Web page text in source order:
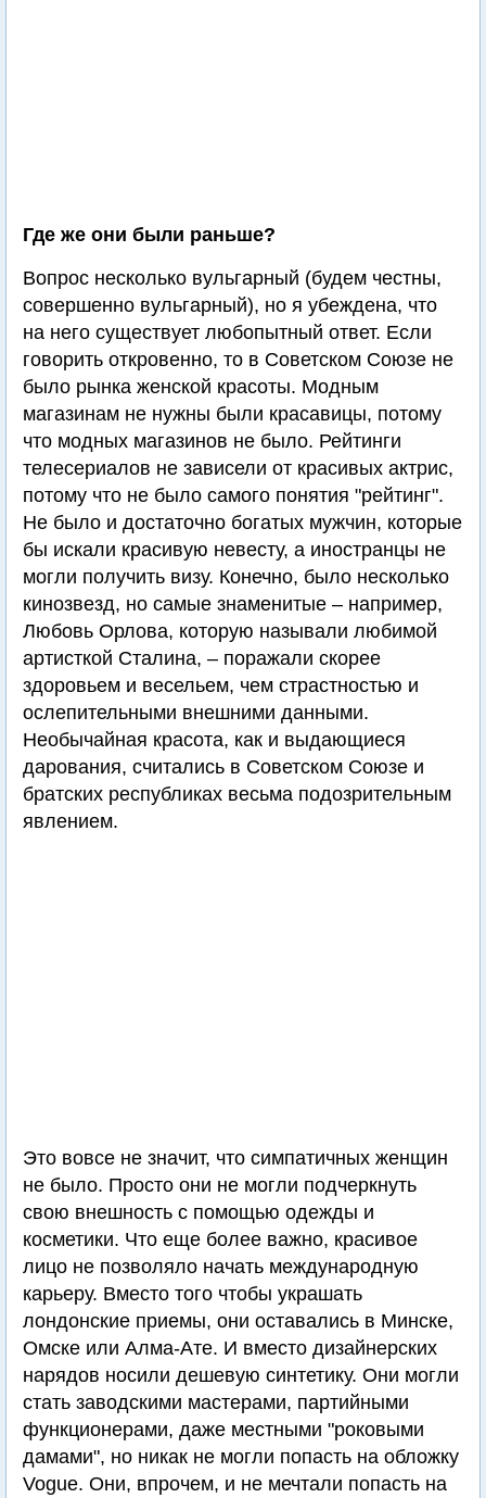
Где же они были раньше?
Вопрос несколько вульгарный (будем честны,
совершенно вульгарный), но я убеждена, что
на него существует любопытный ответ. Если
говорить откровенно, то в Советском Союзе не
было рынка женской красоты. Модным
магазинам не нужны были красавицы, потому
что модных магазинов не было. Рейтинги
телесериалов не зависели от красивых актрис,
потому что не было самого понятия "рейтинг".
Не было и достаточно богатых мужчин, которые
бы искали красивую невесту, а иностранцы не
могли получить визу. Конечно, было несколько
кинозвезд, но самые знаменитые – например,
Любовь Орлова, которую называли любимой
артисткой Сталина, – поражали скорее
здоровьем и весельем, чем страстностью и
ослепительными внешними данными.
Необычайная красота, как и выдающиеся
дарования, считались в Советском Союзе и
братских республиках весьма подозрительным
явлением.
Это вовсе не значит, что симпатичных женщин
не было. Просто они не могли подчеркнуть
свою внешность с помощью одежды и
косметики. Что еще более важно, красивое
лицо не позволяло начать международную
карьеру. Вместо того чтобы украшать
лондонские приемы, они оставались в Минске,
Омске или Алма-Ате. И вместо дизайнерских
нарядов носили дешевую синтетику. Они могли
стать заводскими мастерами, партийными
функционерами, даже местными "роковыми
дамами", но никак не могли попасть на обложку
Vogue. Они, впрочем, и не мечтали попасть на